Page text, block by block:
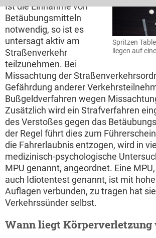
Spritzen
liegen auf
Ist die Einnahme von
Betäubungsmitteln
notwendig, so ist es
untersagt aktiv am
Straßenverkehr
teilzunehmen. Bei
Missachtung der
Gefährdung anderer
Bußgeldverfahren wegen
Zusätzlich wird ein Strafverfahren
des Verstoßes gegen das
der Regel führt dies zum
die Fahrerlaubnis entzogen, wird in
medizinisch-psychologische
MPU genannt, angeordnet. Eine
auch Idiotentest genannt, ist mit
Auflagen verbunden, zu tragen hat
Verkehrssünder selbst.
Wann liegt Körperverletzung